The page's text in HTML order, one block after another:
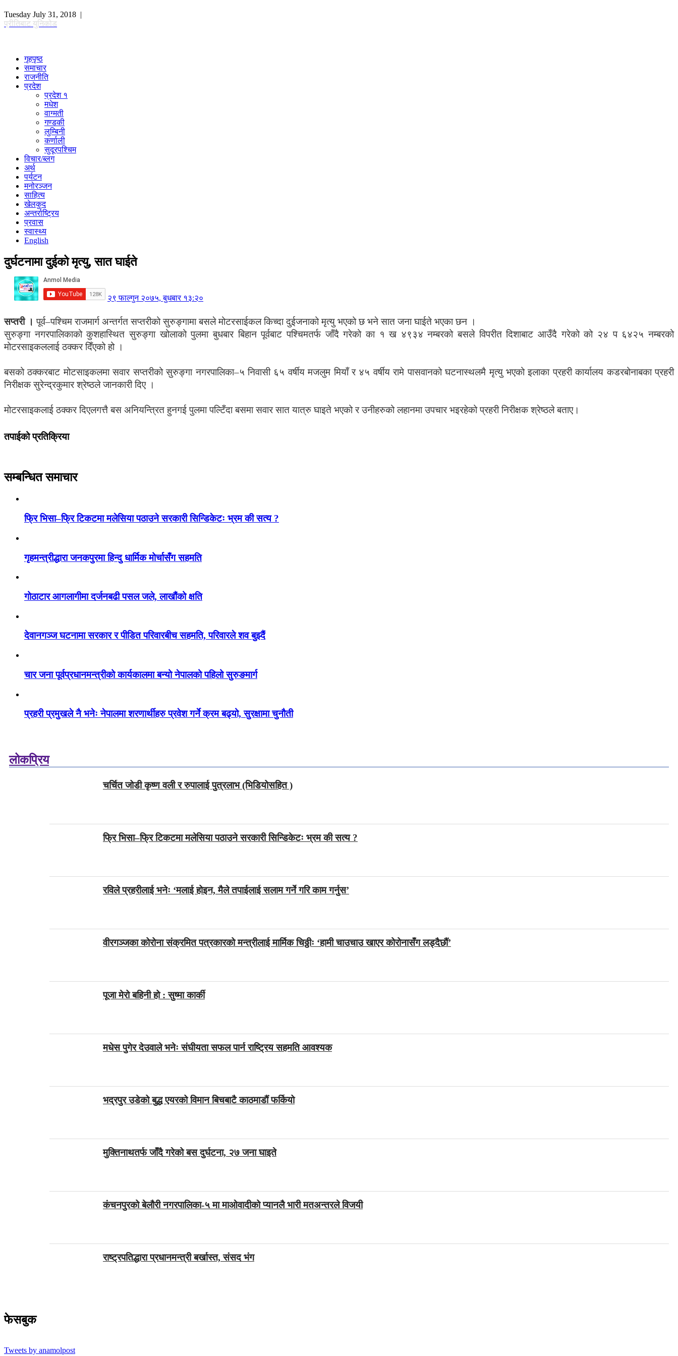
Tuesday July 31, 2018 |
प्रीतिबाट युनिकोड
गृहपृष्ठ
समाचार
राजनीति
प्रदेश
प्रदेश १
मधेश
वाग्मती
गण्डकी
लुम्बिनी
कर्णाली
सुदूरपश्चिम
विचार/ब्लग
अर्थ
पर्यटन
मनोरञ्जन
साहित्य
खेलकुद
अन्तर्राष्ट्रिय
प्रवास
स्वास्थ्य
English
दुर्घटनामा दुईको मृत्यु, सात घाईते
२९ फाल्गुन २०७५, बुधबार १३:२०
सप्तरी । पूर्व–पश्चिम राजमार्ग अन्तर्गत सप्तरीको सुरुङ्गामा बसले मोटरसाईकल किच्दा दुईजनाको मृत्यु भएको छ भने सात जना घाईते भएका छन ।
सुरुङ्गा नगरपालिकाको कुशहास्थित सुरुङ्गा खोलाको पुलमा बुधबार बिहान पूर्वबाट पश्चिमतर्फ जाँदै गरेको का १ ख ४९३४ नम्बरको बसले विपरीत दिशाबाट आउँदै गरेको को २४ प ६४२५ नम्बरको
मोटरसाइकललाई ठक्कर दिँएको हो ।
बसको ठक्करबाट मोटसाइकलमा सवार सप्तरीको सुरुङ्गा नगरपालिका–५ निवासी ६५ वर्षीय मजलुम मियाँ र ४५ वर्षीय रामे पासवानको घटनास्थलमै मृत्यु भएको इलाका प्रहरी कार्यालय कडरबोनाबका प्रहरी
निरीक्षक सुरेन्द्रकुमार श्रेष्ठले जानकारी दिए ।
मोटरसाइकलाई ठक्कर दिएलगत्तै बस अनियन्त्रित हुनगई पुलमा पल्टिँदा बसमा सवार सात यात्रु घाइते भएको र उनीहरुको लहानमा उपचार भइरहेको प्रहरी निरीक्षक श्रेष्ठले बताए।
तपाईको प्रतिक्रिया
सम्बन्धित समाचार
फ्रि भिसा–फ्रि टिकटमा मलेसिया पठाउने सरकारी सिन्डिकेटः भ्रम की सत्य ?
गृहमन्त्रीद्धारा जनकपुरमा हिन्दु धार्मिक मोर्चासँग सहमति
गोठाटार आगलागीमा दर्जनबढी पसल जले, लाखौंको क्षति
देवानगञ्ज घटनामा सरकार र पीडित परिवारबीच सहमति, परिवारले शव बुझ्दैं
चार जना पूर्वप्रधानमन्त्रीको कार्यकालमा बन्यो नेपालको पहिलो सुरुङमार्ग
प्रहरी प्रमुखले नै भनेः नेपालमा शरणार्थीहरु प्रवेश गर्ने क्रम बढ्यो, सुरक्षामा चुनौती
लोकप्रिय
चर्चित जोडी कृष्ण वली र रुपालाई पुत्रलाभ (भिडियोसहित )
फ्रि भिसा–फ्रि टिकटमा मलेसिया पठाउने सरकारी सिन्डिकेटः भ्रम की सत्य ?
रविले प्रहरीलाई भनेः ‘मलाई होइन, मैले तपाईलाई सलाम गर्ने गरि काम गर्नुस’
वीरगञ्जका कोरोना संक्रमित पत्रकारको मन्त्रीलाई मार्मिक चिठ्ठीः ‘हामी चाउचाउ खाएर कोरोनासँग लड्दैछौं’
पूजा मेरो बहिनी हो : सुष्मा कार्की
मधेस पुगेर देउवाले भनेः संघीयता सफल पार्न राष्ट्रिय सहमति आवश्यक
भद्रपुर उडेको बुद्ध एयरको विमान बिचबाटै काठमाडौं फर्कियो
मुक्तिनाथतर्फ जाँदै गरेको बस दुर्घटना, २७ जना घाइते
कंचनपुरको बेलौरी नगरपालिका-५ मा माओवादीको प्यानलै भारी मतअन्तरले विजयी
राष्ट्रपतिद्धारा प्रधानमन्त्री बर्खास्त, संसद भंग
फेसबुक
Tweets by anamolpost